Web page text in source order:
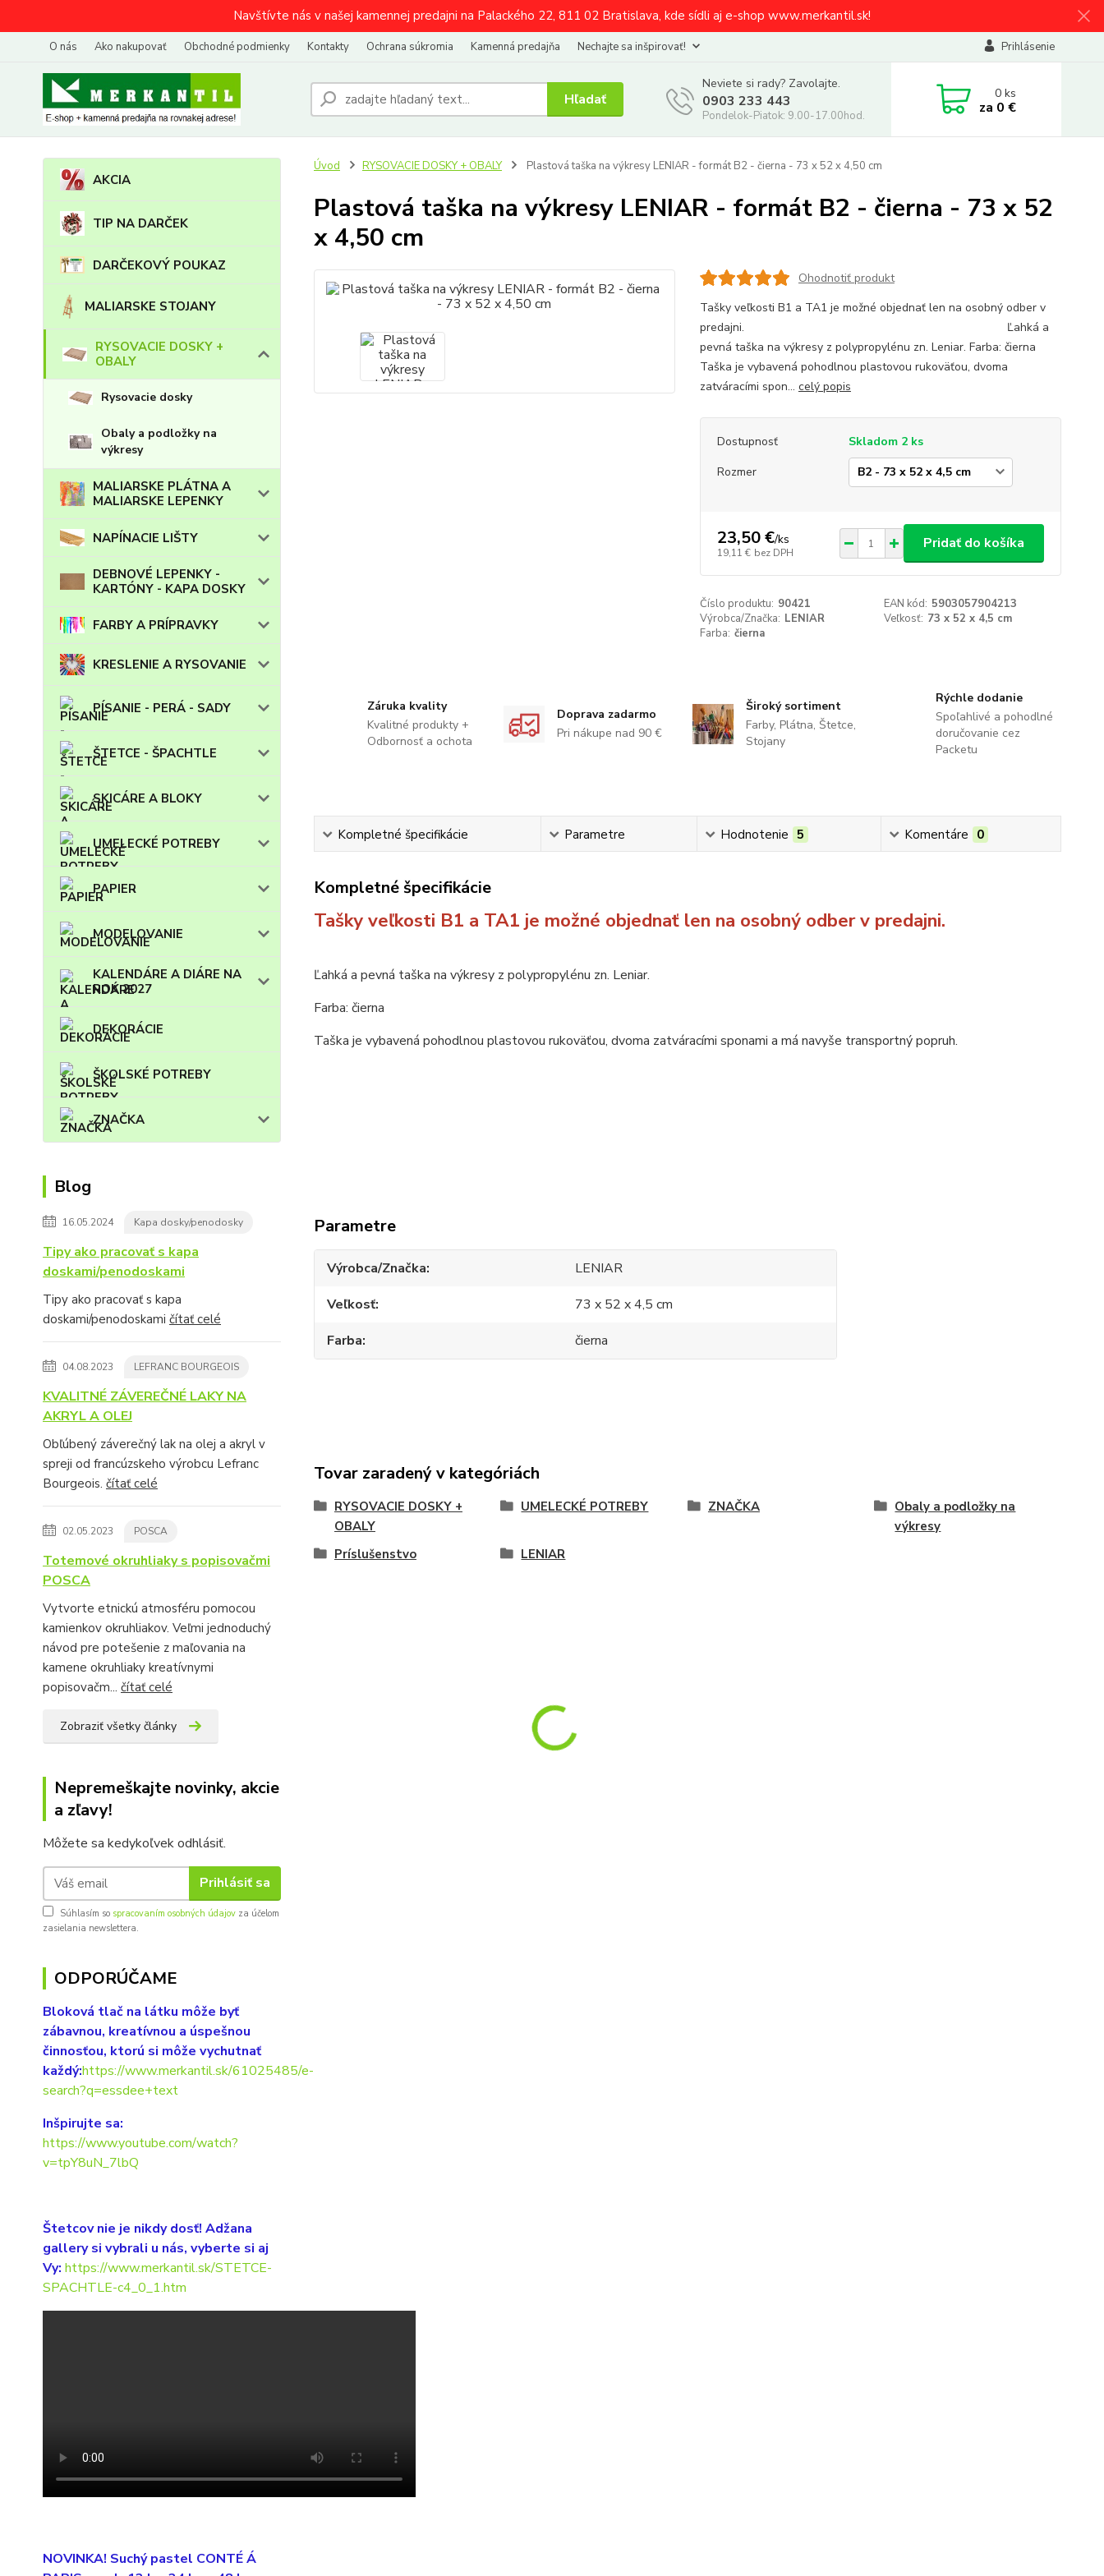
Navštívte nás v našej kamennej predajni na Palackého 22, 811 02 Bratislava, kde sídli aj e-shop www.merkantil.sk!
O nás Ako nakupovať Obchodné podmienky Kontakty Ochrana súkromia Kamenná predajňa Nechajte sa inšpirovať! Prihlásenie
Hľadať
Neviete si rady? Zavolajte.
0903 233 443
Pondelok-Piatok: 9.00-17.00hod.
0ks
za 0 €
AKCIA
TIP NA DARČEK
DARČEKOVÝ POUKAZ
MALIARSKE STOJANY
RYSOVACIE DOSKY +
OBALY
Rysovacie dosky
Obaly a podložky na
výkresy
MALIARSKE PLÁTNA A
MALIARSKE LEPENKY
NAPÍNACIE LIŠTY
DEBNOVÉ LEPENKY -
KARTÓNY - KAPA DOSKY
FARBY A PRÍPRAVKY
KRESLENIE A RYSOVANIE
PÍSANIE - PERÁ - SADY
ŠTETCE - ŠPACHTLE
SKICÁRE A BLOKY
UMELECKÉ POTREBY
PAPIER
MODELOVANIE
KALENDÁRE A DIÁRE NA
ROK 2027
DEKORÁCIE
ŠKOLSKÉ POTREBY
ZNAČKA
Blog
16.05.2024 Kapa dosky/penodosky
Tipy ako pracovať s kapa
doskami/penodoskami
Tipy ako pracovať s kapa
doskami/penodoskami čítať celé
04.08.2023 LEFRANC BOURGEOIS
KVALITNÉ ZÁVEREČNÉ LAKY NA
AKRYL A OLEJ
Obľúbený záverečný lak na olej a akryl v
spreji od francúzskeho výrobcu Lefranc
Bourgeois. čítať celé
02.05.2023 POSCA
Totemové okruhliaky s popisovačmi
POSCA
Vytvorte etnickú atmosféru pomocou
kamienkov okruhliakov. Veľmi jednoduchý
návod pre potešenie z maľovania na
kamene okruhliaky kreatívnymi
popisovačm... čítať celé
Zobraziť všetky články
Nepremeškajte novinky, akcie
a zľavy!
Môžete sa kedykoľvek odhlásiť.
Prihlásiť sa
Súhlasím so spracovaním osobných údajov za účelom
zasielania newslettera.
ODPORÚČAME
Bloková tlač na látku môže byť
zábavnou, kreatívnou a úspešnou
činnosťou, ktorú si môže vychutnať
každý:https://www.merkantil.sk/61025485/e-
search?q=essdee+text
Inšpirujte sa:
https://www.youtube.com/watch?
v=tpY8uN_7lbQ
Štetcov nie je nikdy dosť! Adžana
gallery si vybrali u nás, vyberte si aj
Vy: https://www.merkantil.sk/STETCE-
SPACHTLE-c4_0_1.htm
NOVINKA! Suchý pastel CONTÉ Á
Úvod RYSOVACIE DOSKY + OBALY Plastová taška na výkresy LENIAR - formát B2 - čierna - 73 x 52 x 4,50 cm
Plastová taška na výkresy LENIAR - formát B2 - čierna - 73 x 52
x 4,50 cm
Ohodnotiť produkt
Tašky veľkosti B1 a TA1 je možné objednať len na osobný odber v
predajni. Ľahká a
pevná taška na výkresy z polypropylénu zn. Leniar. Farba: čierna
Taška je vybavená pohodlnou plastovou rukoväťou, dvoma
zatváracími spon... celý popis
Dostupnosť
Skladom 2 ks
Rozmer
23,50 €/ks
19,11 € bez DPH
Pridať do košíka
Číslo produktu: 90421 EAN kód: 5903057904213
Výrobca/Značka: LENIAR Veľkosť: 73 x 52 x 4,5 cm
Farba: čierna
Záruka kvality
Kvalitné produkty +
Odbornosť a ochota
Doprava zadarmo
Pri nákupe nad 90 €
Široký sortiment
Farby, Plátna, Štetce,
Stojany
Rýchle dodanie
Spoľahlivé a pohodlné
doručovanie cez
Packetu
Kompletné špecifikácie Parametre Hodnotenie 5 Komentáre 0
Kompletné špecifikácie
Tašky veľkosti B1 a TA1 je možné objednať len na osobný odber v predajni.
Ľahká a pevná taška na výkresy z polypropylénu zn. Leniar.
Farba: čierna
Taška je vybavená pohodlnou plastovou rukoväťou, dvoma zatváracími sponami a má navyše transportný popruh.
Parametre
Výrobca/Značka
LENIAR
Veľkosť
73 x 52 x 4,5 cm
Farba
čierna
Tovar zaradený v kategóriách
RYSOVACIE DOSKY +
OBALY
UMELECKÉ POTREBY ZNAČKA
Obaly a podložky na
výkresy
Príslušenstvo
LENIAR